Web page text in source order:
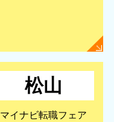
松山
マイナビ転職フェア